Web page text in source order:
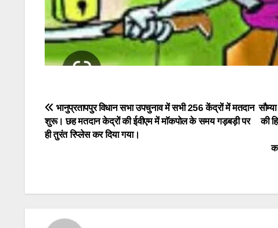
Post
navigation
की
भानुप्रतापपुर विधान सभा उपचुनाव में सभी 256 केंद्रों में मतदान
शुरू। छह मतदान केद्रों की ईवीएम में माॅकपोल के समय गड़बड़ी पर
ही तुरंत रिप्लेस कर दिया गया।